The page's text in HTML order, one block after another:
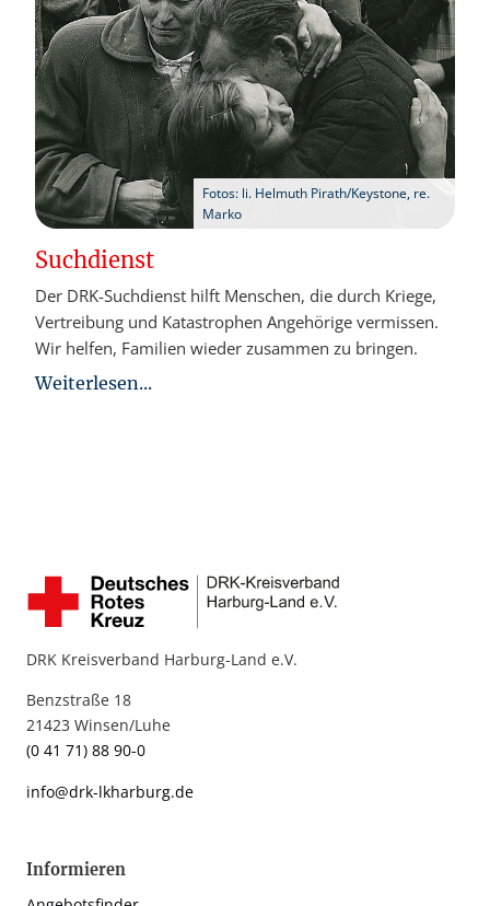
Fotos: li. Helmuth Pirath/Keystone, re.
Marko
Suchdienst
Der DRK-Suchdienst hilft Menschen, die durch Kriege,
Vertreibung und Katastrophen Angehörige vermissen.
Wir helfen, Familien wieder zusammen zu bringen.
Weiterlesen...
DRK Kreisverband Harburg-Land e.V.
Benzstraße 18
21423 Winsen/Luhe
(0 41 71) 88 90-0
info@drk-lkharburg.de
Informieren